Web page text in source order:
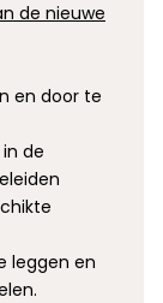
de nieuwe
en door te
de
leggen en